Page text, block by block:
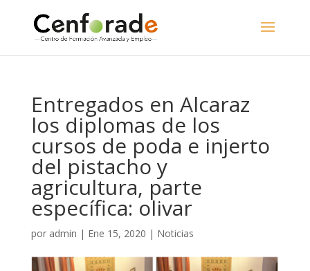
Entregados en Alcaraz
los diplomas de los
cursos de poda e injerto
del pistacho y
agricultura, parte
específica: olivar
por admin | Ene 15, 2020 | Noticias